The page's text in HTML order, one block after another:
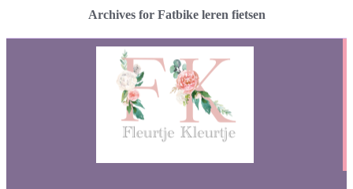
Archives for Fatbike leren fietsen